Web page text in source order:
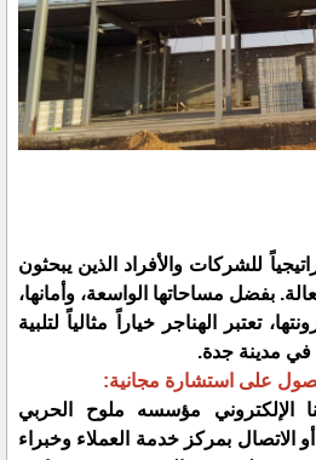
للشركات والأفراد الذين يبحثون
بفضل مساحاتها الواسعة، وأمانها،
تعتبر الهناجر خياراً مثالياً لتلبية
في مدينة جدة.
على استشارة مجانية:
الإلكتروني مؤسسه ملوح الحربي
الاتصال بمركز خدمة العملاء وخبراء